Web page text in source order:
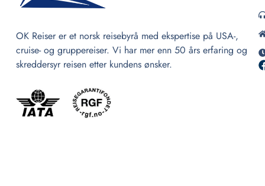
OK Reiser er et norsk reisebyrå med ekspertise på USA-,
cruise- og gruppereiser. Vi har mer enn 50 års erfaring og
skreddersyr reisen etter kundens ønsker.